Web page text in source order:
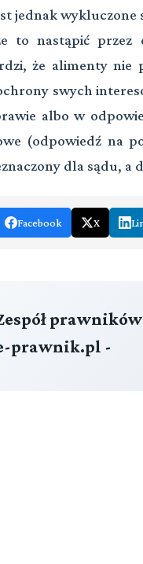
jednak wykluczone
to nastąpić przez
że alimenty nie
swych
albo w
(odpowiedź na
dla sądu, a
Facebook X
prawników
prawnik.pl -